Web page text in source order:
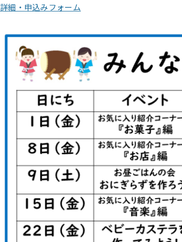
詳細・申込みフォーム